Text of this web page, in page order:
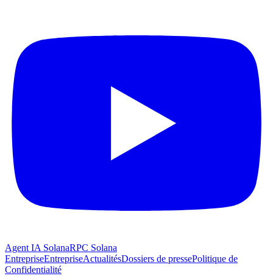
Agent IA SolanaRPC Solana
EntrepriseEntrepriseActualitésDossiers de pressePolitique de
Confidentialité